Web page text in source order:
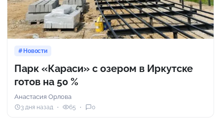
Новости
Парк «Караси» с озером в Иркутске
готов на 50 %
Анастасия Орлова
3 дня назад 65 0